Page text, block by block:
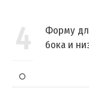
4
Форму
бока и